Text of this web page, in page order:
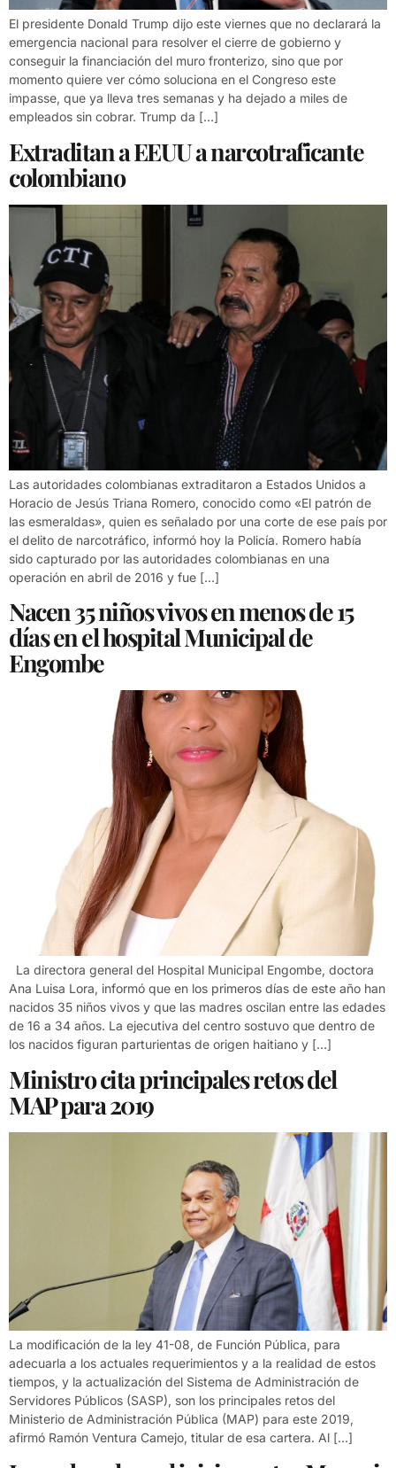
El presidente Donald Trump dijo este viernes que no declarará la
emergencia nacional para resolver el cierre de gobierno y
conseguir la financiación del muro fronterizo, sino que por
momento quiere ver cómo soluciona en el Congreso este
impasse, que ya lleva tres semanas y ha dejado a miles de
empleados sin cobrar. Trump da […]
Extraditan a EEUU a narcotraficante
colombiano
Las autoridades colombianas extraditaron a Estados Unidos a
Horacio de Jesús Triana Romero, conocido como «El patrón de
las esmeraldas», quien es señalado por una corte de ese país por
el delito de narcotráfico, informó hoy la Policía. Romero había
sido capturado por las autoridades colombianas en una
operación en abril de 2016 y fue […]
Nacen 35 niños vivos en menos de 15
días en el hospital Municipal de
Engombe
La directora general del Hospital Municipal Engombe, doctora
Ana Luisa Lora, informó que en los primeros días de este año han
nacidos 35 niños vivos y que las madres oscilan entre las edades
de 16 a 34 años. La ejecutiva del centro sostuvo que dentro de
los nacidos figuran parturientas de origen haitiano y […]
Ministro cita principales retos del
MAP para 2019
La modificación de la ley 41-08, de Función Pública, para
adecuarla a los actuales requerimientos y a la realidad de estos
tiempos, y la actualización del Sistema de Administración de
Servidores Públicos (SASP), son los principales retos del
Ministerio de Administración Pública (MAP) para este 2019,
afirmó Ramón Ventura Camejo, titular de esa cartera. Al […]